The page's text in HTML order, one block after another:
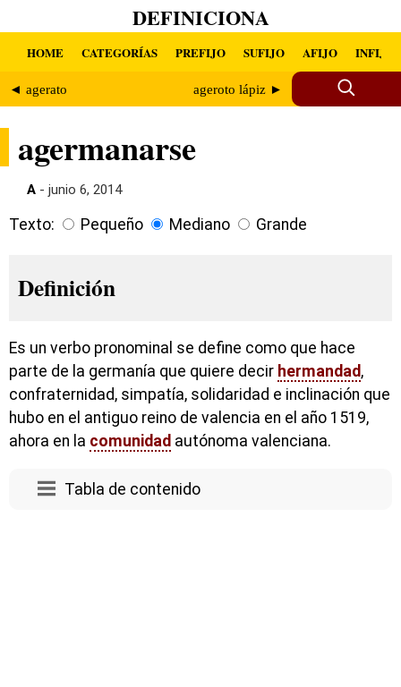
DEFINICIONA
HOME CATEGORÍAS PREFIJO SUFIJO AFIJO INFIJO
◄ agerato ageroto lápiz ►
agermanarse
A - junio 6, 2014
Texto: Pequeño Mediano Grande
Definición
Es un verbo pronominal se define como que hace
parte de la germanía que quiere decir hermandad,
confraternidad, simpatía, solidaridad e inclinación que
hubo en el antiguo reino de valencia en el año 1519,
ahora en la comunidad autónoma valenciana.
Tabla de contenido